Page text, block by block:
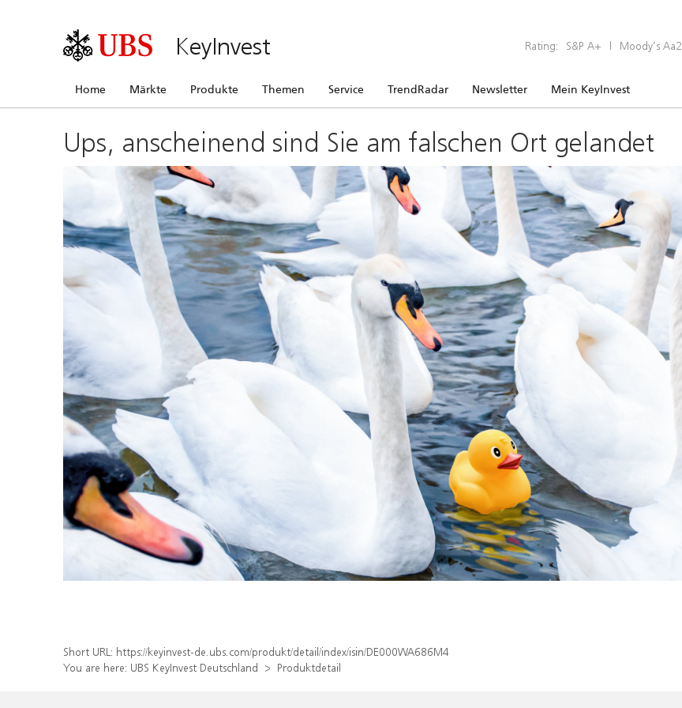
KeyInvest Rating: S&P A+ | Moody’s Aa2
Home Märkte Produkte Themen Service TrendRadar Newsletter Mein KeyInvest
Ups, anscheinend sind Sie am falschen Ort gelandet
Short URL: https://keyinvest-de.ubs.com/produkt/detail/index/isin/DE000WA686M4
You are here: UBS KeyInvest Deutschland Produktdetail